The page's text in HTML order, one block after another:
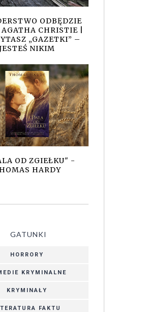
ODBĘDZIE
CHRISTIE |
„GAZETKI” –
NIKIM
OD ZGIEŁKU" -
HARDY
GATUNKI
HORRORY
KRYMINALNE
KRYMINAŁY
FAKTU